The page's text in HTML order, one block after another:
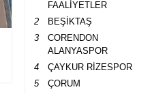
FAALİYETLER
2
BEŞİKTAŞ
3
CORENDON
ALANYASPOR
4 ÇAYKUR RİZESPOR
5
ÇORUM